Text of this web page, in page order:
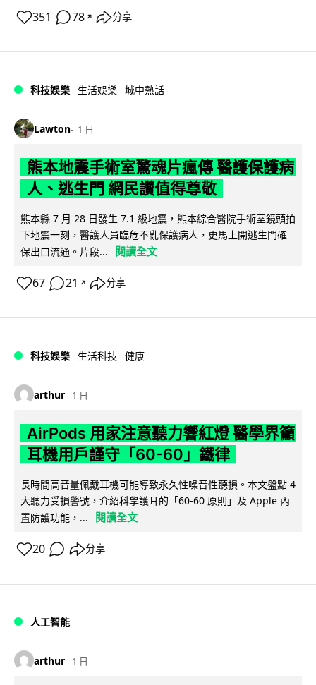
351 78 ↗ 分享
科技娛樂 生活娛樂 城中熱話
Lawton 1 日
熊本地震手術室驚魂片瘋傳 醫護保護病
人、逃生門 網民讚值得尊敬
熊本縣 7 月 28 日發生 7.1 級地震，熊本綜合醫院手術室鏡頭拍
下地震一刻，醫護人員臨危不亂保護病人，更馬上開逃生門確
保出口流通。片段...
閱讀全文
67 21 ↗ 分享
科技娛樂 生活科技 健康
arthur 1 日
AirPods 用家注意聽力響紅燈 醫學界籲
耳機用戶謹守「60-60」鐵律
長時間高音量佩戴耳機可能導致永久性噪音性聽損。本文盤點 4
大聽力受損警號，介紹科學護耳的「60-60 原則」及 Apple 內
置防護功能，...
閱讀全文
20 分享
人工智能
arthur 1 日